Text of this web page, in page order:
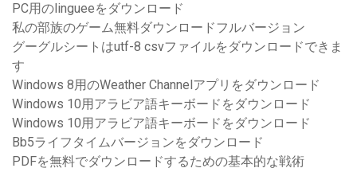
PC用のlingueeをダウンロード
私の部族のゲーム無料ダウンロードフルバージョン
グーグルシートはutf-8 csvファイルをダウンロードできま
す
Windows 8用のWeather Channelアプリをダウンロード
Windows 10用アラビア語キーボードをダウンロード
Windows 10用アラビア語キーボードをダウンロード
Bb5ライフタイムバージョンをダウンロード
PDFを無料でダウンロードするための基本的な戦術